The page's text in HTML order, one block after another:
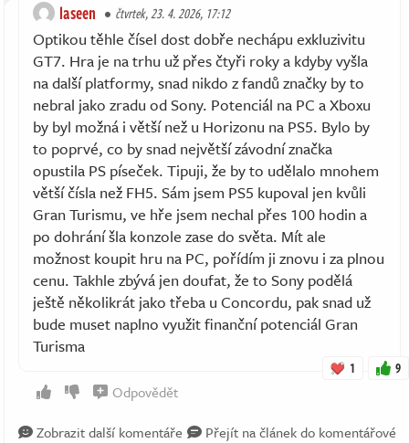
laseen čtvrtek, 23. 4. 2026, 17:12
Optikou těhle čísel dost dobře nechápu exkluzivitu
GT7. Hra je na trhu už přes čtyři roky a kdyby vyšla
na další platformy, snad nikdo z fandů značky by to
nebral jako zradu od Sony. Potenciál na PC a Xboxu
by byl možná i větší než u Horizonu na PS5. Bylo by
to poprvé, co by snad největší závodní značka
opustila PS píseček. Tipuji, že by to udělalo mnohem
větší čísla než FH5. Sám jsem PS5 kupoval jen kvůli
Gran Turismu, ve hře jsem nechal přes 100 hodin a
po dohrání šla konzole zase do světa. Mít ale
možnost koupit hru na PC, pořídím ji znovu i za plnou
cenu. Takhle zbývá jen doufat, že to Sony podělá
ještě několikrát jako třeba u Concordu, pak snad už
bude muset naplno využit finanční potenciál Gran
Turisma
1 9
Odpovědět
Zobrazit další komentáře
Přejít na článek do komentářové